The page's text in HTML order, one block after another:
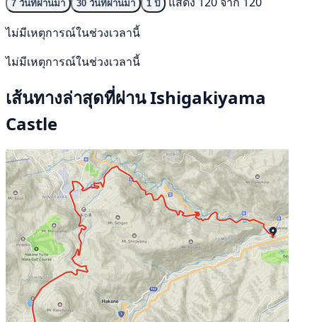
7 วันที่ผ่านมา 30 วันที่ผ่านมา 1 ปี
ไม่มีเหตุการณ์ในช่วงเวลานี้
ไม่มีเหตุการณ์ในช่วงเวลานี้
เส้นทางล่าสุดที่ผ่าน Ishigakiyama
Castle